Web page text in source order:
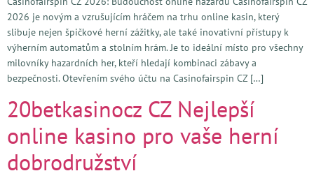
2026 je novým a vzrušujícím hráčem na trhu online kasin, který
slibuje nejen špičkové herní zážitky, ale také inovativní přístupy k
výherním automatům a stolním hrám. Je to ideální místo pro všechny
milovníky hazardních her, kteří hledají kombinaci zábavy a
bezpečnosti. Otevřením svého účtu na Casinofairspin CZ […]
20betkasinocz CZ Nejlepší
online kasino pro vaše herní
dobrodružství